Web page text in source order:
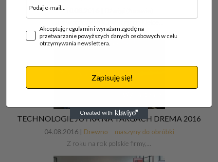
10.08.2016 |
TECHNOLOGIE JUTRA NA TARGACH DREMA 2016
04.08.2016 | Drewno – maszyny do obróbki
Z roku na rok polskie firmy,…
Akceptuję regulamin i wyrażam zgodę na
przetwarzanie powyższych danych osobowych w celu
otrzymywania newslettera.
Zapisuję się!